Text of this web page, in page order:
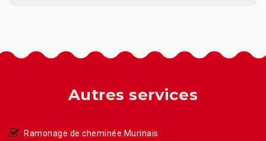
Autres services
Ramonage de cheminée Murinais